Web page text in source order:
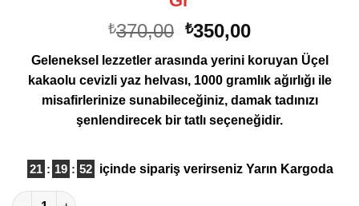
₺370,00 Orijinal
₺370,00.
₺350,00Şu
andaki
fiyat:
₺350,00.
Geleneksel lezzetler arasında yerini koruyan Üçel
kakaolu cevizli yaz helvası, 1000 gramlık ağırlığı ile
misafirlerinize sunabileceğiniz, damak tadınızı
şenlendirecek bir tatlı seçeneğidir.
21 : 19 : 51 içinde sipariş verirseniz Yarın Kargoda
Kakaolu Cevizli Üçel Yaz Helvası 1000 Gr adet